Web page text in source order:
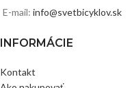
E-mail: info@svetbicyklov.sk
INFORMÁCIE
Kontakt